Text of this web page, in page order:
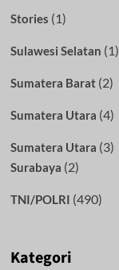
Stories (1)
Sulawesi Selatan (1)
Sumatera Barat(2)
Sumatera Utara (4)
Sumatera Utara (3)
Surabaya (2)
TNI/POLRI (490)
Kategori